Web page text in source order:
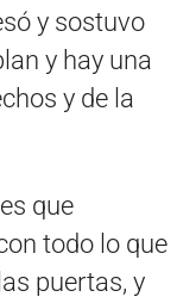
y sostuvo
y hay una
y de la
que
todo lo que
puertas, y